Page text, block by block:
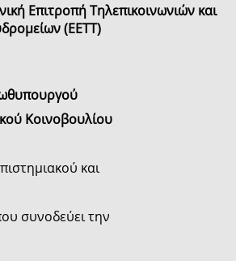
Επιτροπή Τηλεπικοινωνιών και
(ΕΕΤΤ)
Κοινοβουλίου
και
συνοδεύει την